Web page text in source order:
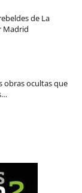
de La
Madrid
obras ocultas que